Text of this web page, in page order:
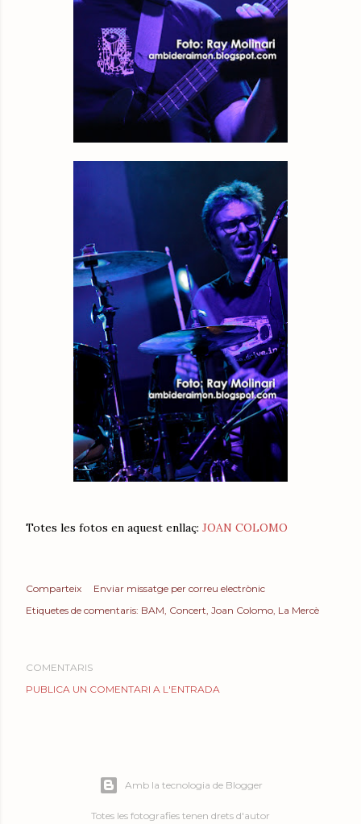
Totes les fotos en aquest enllaç: JOAN COLOMO
Comparteix
Enviar missatge per correu electrònic
Etiquetes de comentaris: BAM Concert Joan Colomo La Mercè
COMENTARIS
PUBLICA UN COMENTARI A L'ENTRADA
Amb la tecnologia de Blogger
Totes les fotografies tenen drets d'autor